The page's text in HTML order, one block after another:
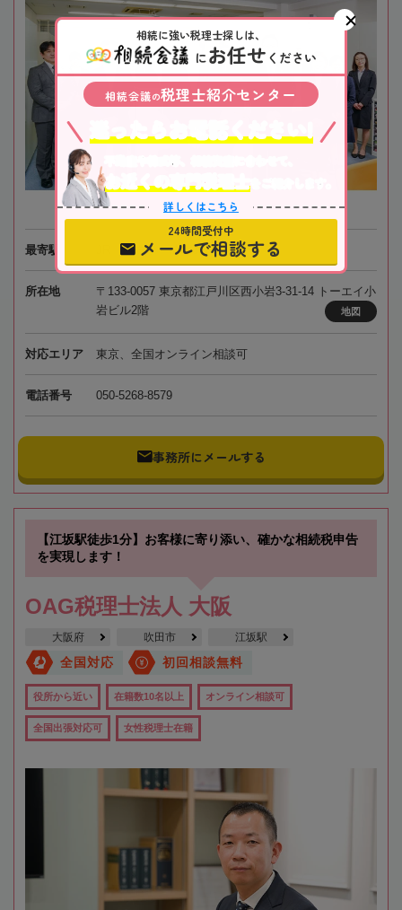
最寄駅 JR「小岩駅」徒歩3分
所在地
〒133-0057 東京都江戸川区西小岩3-31-14 トーエイ小
岩ビル2階
地図
対応エリア 東京、全国オンライン相談可
電話番号 050-5268-8579
事務所にメールする
【江坂駅徒歩1分】お客様に寄り添い、確かな相続税申告
を実現します！
OAG税理士法人 大阪
大阪府 吹田市 江坂駅
全国対応 初回相談無料
役所から近い 在籍数10名以上 オンライン相談可
全国出張対応可 女性税理士在籍
相続に強い税理士探しは、
にお任せ ください
相続会議の税理士紹介センター
不動産や株式等、相続資産に合わせて、
お近くの専門税理士 をご紹介します。
詳しくはこちら
24時間受付中
メールで相談する